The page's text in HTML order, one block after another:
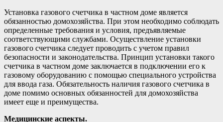
Установка газового счетчика в частном доме является
обязанностью домохозяйства. При этом необходимо соблюдать
определенные требования и условия, предъявляемые
соответствующими службами. Осуществление установки
газового счетчика следует проводить с учетом правил
безопасности и законодательства. Принцип установки такого
счетчика в частном доме заключается в подключении его к
газовому оборудованию с помощью специального устройства
для ввода газа. Обязательность наличия газового счетчика в
доме помимо основных обязанностей для домохозяйства
имеет еще и преимущества.
Медицинские аспекты.